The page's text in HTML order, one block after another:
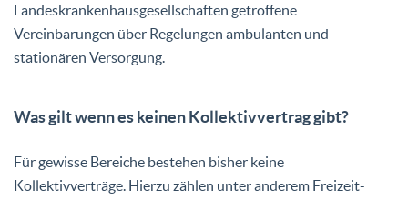
Landeskrankenhausgesellschaften getroffene
Vereinbarungen über Regelungen ambulanten und
stationären Versorgung.
Was gilt wenn es keinen Kollektivvertrag gibt?
Für gewisse Bereiche bestehen bisher keine
Kollektivverträge. Hierzu zählen unter anderem Freizeit-